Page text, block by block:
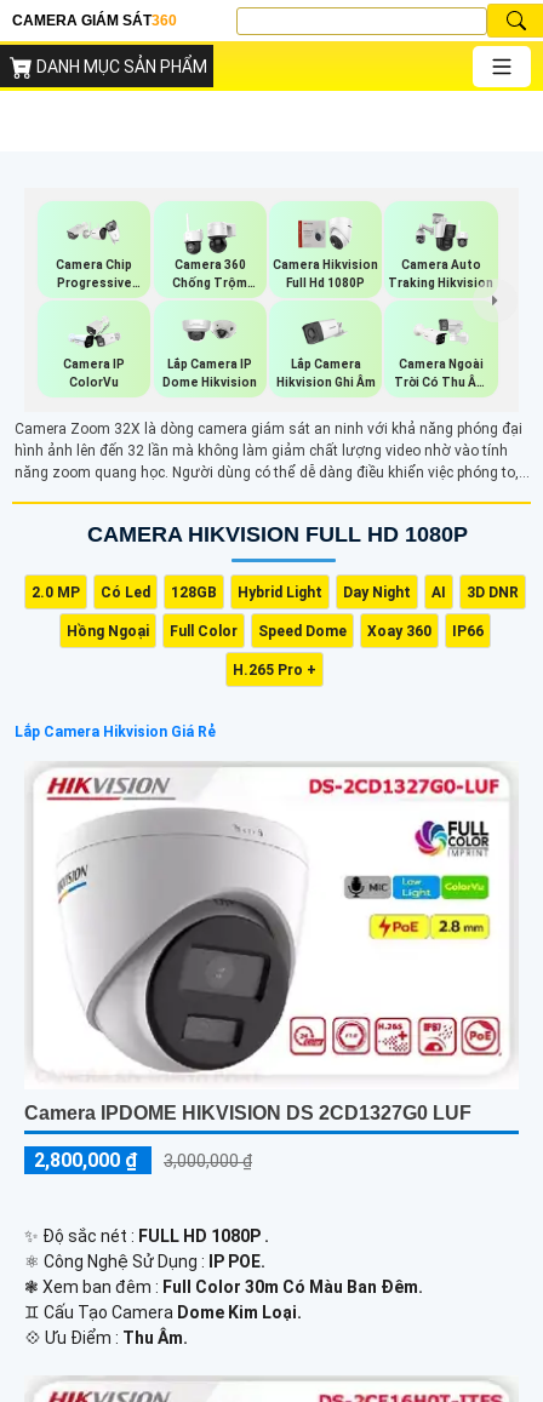
CAMERA GIÁM SÁT360
DANH MỤC SẢN PHẨM
Camera Chip
Progressive
Scan CMOS
Hikvision
Camera 360
Chống Trộm
Hikvision
Camera Hikvision
Full Hd 1080P
Camera Auto
Traking Hikvision
Camera IP
ColorVu
Lắp Camera IP
Dome Hikvision
Lắp Camera
Hikvision Ghi Âm
Camera Ngoài
Trời Có Thu Âm
Hik
Camera Zoom 32X là dòng camera giám sát an ninh với khả năng phóng đại
hình ảnh lên đến 32 lần mà không làm giảm chất lượng video nhờ vào tính
năng zoom quang học. Người dùng có thể dễ dàng điều khiển việc phóng to,
sắc nét, giúp tăng cường hiệu quả giám sát từ xa.
CAMERA HIKVISION FULL HD 1080P
2.0 MP Có Led 128GB Hybrid Light Day Night AI 3D DNR
Hồng Ngoại Full Color Speed Dome Xoay 360 IP66
H.265 Pro +
Lắp Camera Hikvision Giá Rẻ
Camera IPDOME HIKVISION DS 2CD1327G0 LUF
2,800,000 ₫ 3,000,000 ₫
✨ Độ sắc nét : FULL HD 1080P .
⚛️ Công Nghệ Sử Dụng :
IP POE.
❃ Xem ban đêm : Full Color 30m Có Màu Ban Đêm.
♊ Cấu Tạo Camera Dome Kim Loại.
️💠 Ưu Điểm : Thu Âm.